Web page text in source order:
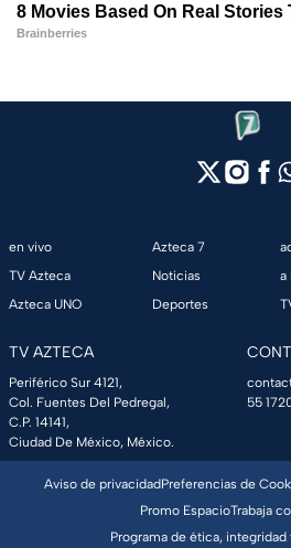
en vivo
TV Azteca
Azteca UNO
Azteca 7
Noticias
Deportes
a
TV AZTECA
Periférico Sur 4121,
Col. Fuentes Del Pedregal,
C.P. 14141,
Ciudad De México, México.
55
Aviso de privacidadPreferencias de
Promo EspacioTrabaja
Programa de ética,